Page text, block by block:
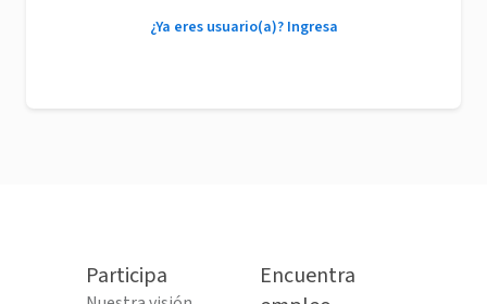
¿Ya eres usuario(a)? Ingresa
Participa
Encuentra